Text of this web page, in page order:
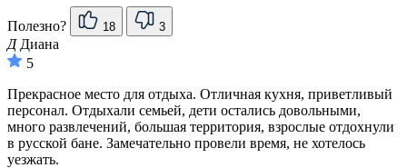
Полезно? 18 3
ДДиана
5
Прекрасное место для отдыха. Отличная кухня, приветливый
персонал. Отдыхали семьей, дети остались довольными,
много развлечений, большая территория, взрослые отдохнули
в русской бане. Замечательно провели время, не хотелось
уезжать.